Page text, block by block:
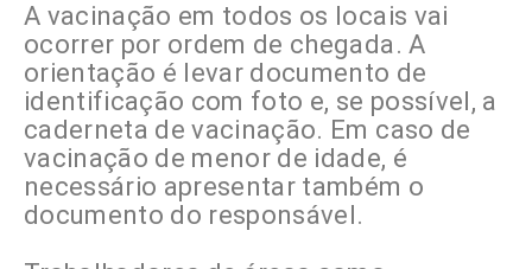
A vacinação em todos os locais vai
ocorrer por ordem de chegada. A
orientação é levar documento de
identificação com foto e, se possível, a
caderneta de vacinação. Em caso de
vacinação de menor de idade, é
necessário apresentar também o
documento do responsável.